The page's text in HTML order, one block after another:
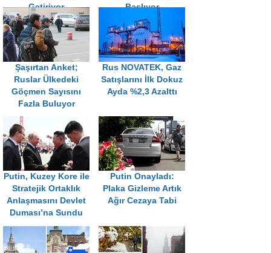
Getiriyor
Başlıyor
Şaşırtan Anket;
Ruslar Ülkedeki
Göçmen Sayısını
Fazla Buluyor
Rus NOVATEK, Gaz
Satışlarını İlk Dokuz
Ayda %2,3 Azalttı
Putin, Kuzey Kore ile
Stratejik Ortaklık
Anlaşmasını Devlet
Duması’na Sundu
Putin Onayladı:
Plaka Gizleme Artık
Ağır Cezaya Tabi